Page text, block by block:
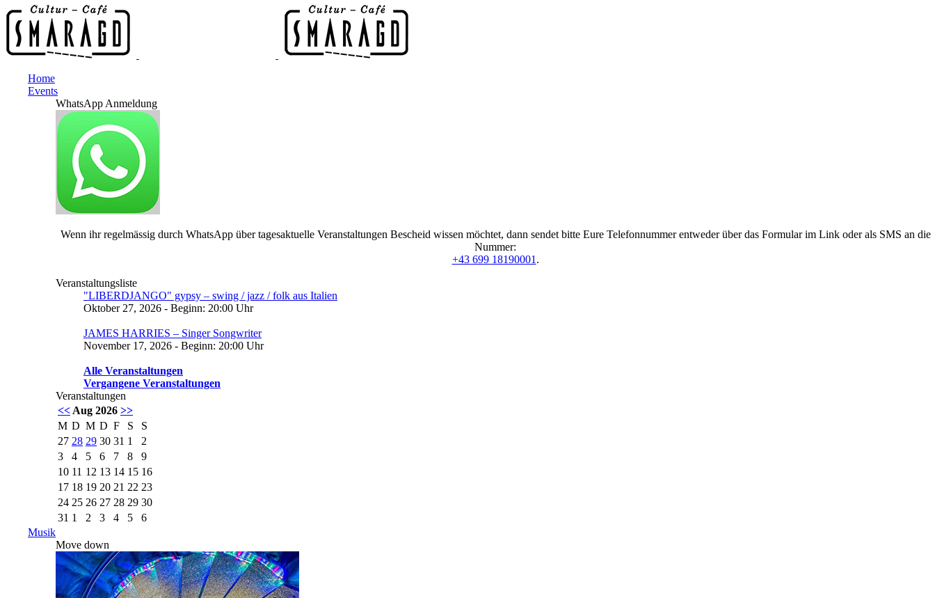
Home
Events
WhatsApp Anmeldung
Wenn ihr regelmässig durch WhatsApp über tagesaktuelle Veranstaltungen Bescheid wissen möchtet, dann sendet bitte Eure Telefonnummer entweder über das Formular im Link oder als SMS an die
Nummer:
+43 699 18190001 .
Veranstaltungsliste
"LIBERDJANGO" gypsy – swing / jazz / folk aus Italien
Oktober 27, 2026 - Beginn: 20:00 Uhr
JAMES HARRIES – Singer Songwriter
November 17, 2026 - Beginn: 20:00 Uhr
Alle Veranstaltungen
Vergangene Veranstaltungen
Veranstaltungen
<< Aug 2026 >>
M D M D F S
S
27 28 29 30 31 1
2
3
4 5 6 7 8
9
10 11 12 13 14 15 16
17 18 19 20 21 22 23
24 25 26 27 28 29 30
31 1 2 3 4 5
6
Musik
Move down